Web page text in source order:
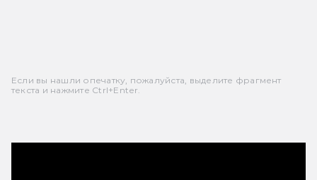
Если вы нашли опечатку, пожалуйста, выделите фрагмент
текста и нажмите Ctrl+Enter.